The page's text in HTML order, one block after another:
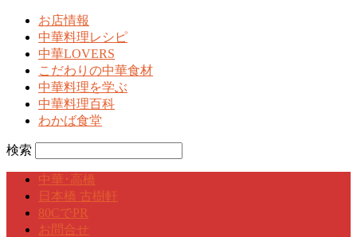
お店情報
中華料理レシピ
中華LOVERS
こだわりの中華食材
中華料理を学ぶ
中華料理百科
わかば食堂
検索
中華･高橋
日本橋 古樹軒
80CでPR
お問合せ